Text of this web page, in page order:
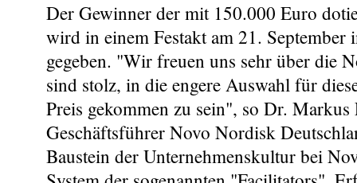
Der Gewinner der mit 150.000 Euro
wird in einem Festakt am 21. September
gegeben. "Wir freuen uns sehr über die
sind stolz, in die engere Auswahl für
Preis gekommen zu sein", so Dr.
Geschäftsführer Novo Nordisk
Baustein der Unternehmenskultur bei